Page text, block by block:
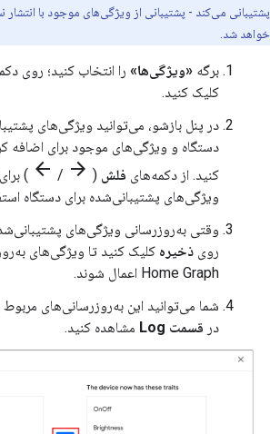
پشتیبانی می‌کند - پشتیبانی از ویژگی‌های موجود با انتشار
خواهد شد.
برگه «ویژگی‌ها» را انتخاب کنید؛ روی
کلیک کنید.
در پنل بازشو، می‌توانید ویژگی‌های
دستگاه و ویژگی‌های موجود برای اضافه
کنید. از دکمه‌های فلش (
arrow_forward
/
arrow_back
)
ویژگی‌های پشتیبانی‌شده برای دستگاه
وقتی به‌روزرسانی ویژگی‌های
روی ذخیره کلیک کنید تا ویژگی‌های
Home Graph اعمال شوند.
شما می‌توانید این به‌روزرسانی‌های مربوط
در قسمت Log مشاهده کنید.